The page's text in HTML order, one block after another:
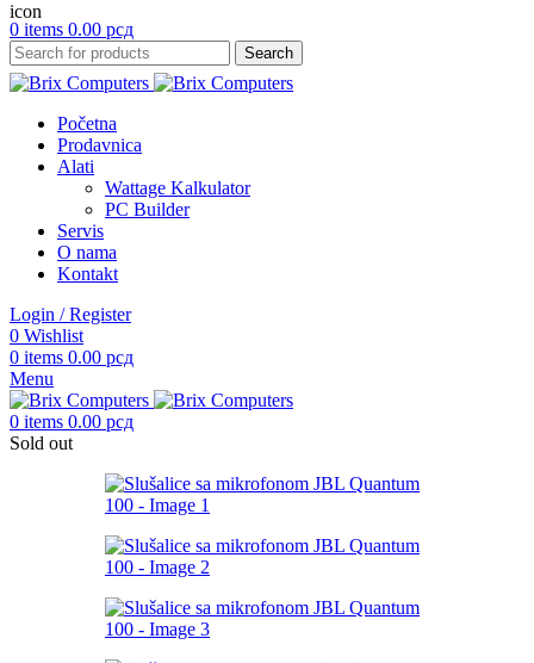
0 items 0.00 рсд
Search
Početna
Prodavnica
Alati
Wattage Kalkulator
PC Builder
Servis
O nama
Kontakt
Login / Register
0 Wishlist
0 items 0.00 рсд
Menu
0 items 0.00 рсд
Sold out